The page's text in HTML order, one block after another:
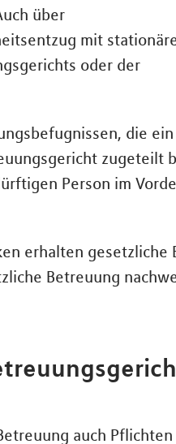
über
mit
oder der
die ein
zugeteilt
Person im
erhalten gesetzliche
Betreuung
auch Pflichten